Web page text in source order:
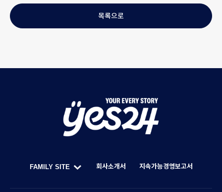
목록으로
Y
U
R
FAMILY SITE 지속가능경영보고서
회사소개서